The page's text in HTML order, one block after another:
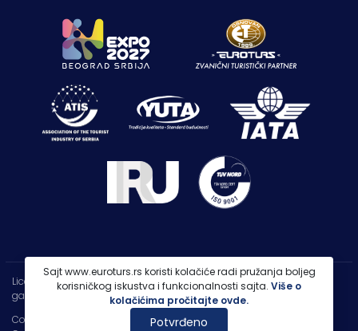
Copyright 2026 |
PP Euroturs Niš DOO
Licenca OTP-A 107/2021
garancija putovanja 250.000€
Sajt www.euroturs.rs koristi kolačiće radi pružanja boljeg
korisničkog iskustva i funkcionalnosti sajta. Više o
kolačićima pročitajte ovde.
Potvrđeno